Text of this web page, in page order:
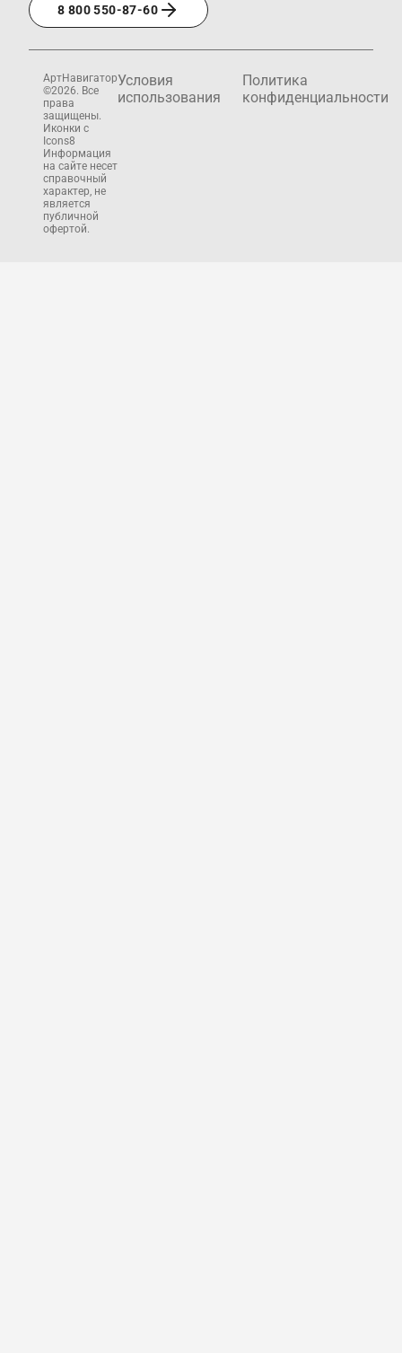
8 800 550-87-60
АртНавигатор
©2026. Все
права
защищены.
Иконки с
Icons8
Информация
на сайте несет
справочный
характер, не
является
публичной
офертой.
Условия
использования
Политика
конфиденциальности